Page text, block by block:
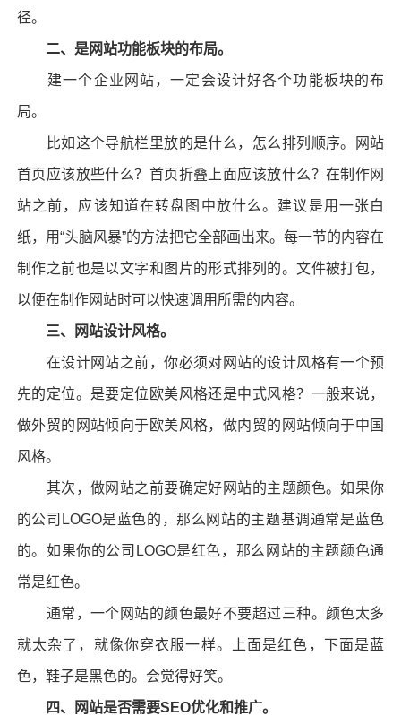
径。
二、是网站功能板块的布局。
建一个企业网站，一定会设计好各个功能板块的布
局。
比如这个导航栏里放的是什么，怎么排列顺序。网站
首页应该放些什么？首页折叠上面应该放什么？在制作网
站之前，应该知道在转盘图中放什么。建议是用一张白
纸，用“头脑风暴”的方法把它全部画出来。每一节的内容在
制作之前也是以文字和图片的形式排列的。文件被打包，
以便在制作网站时可以快速调用所需的内容。
三、网站设计风格。
在设计网站之前，你必须对网站的设计风格有一个预
先的定位。是要定位欧美风格还是中式风格？一般来说，
做外贸的网站倾向于欧美风格，做内贸的网站倾向于中国
风格。
其次， 做网站之前要确定好网站的主题颜色。如果你
的公司LOGO是蓝色的，那么网站的主题基调通常是蓝色
的。如果你的公司LOGO是红色，那么网站的主题颜色通
常是红色。
通常，一个网站的颜色最好不要超过三种。颜色太多
就太杂了，就像你穿衣服一样。上面是红色，下面是蓝
色，鞋子是黑色的。会觉得好笑。
四、网站是否需要SEO优化和推广。